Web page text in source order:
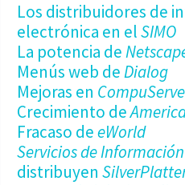
Los distribuidores de
electrónica en elSIMO
La potencia de
Menús web deDialog
Mejoras en CompuServe
Crecimiento de
Fracaso deeWorld
Servicios de
distribuyen